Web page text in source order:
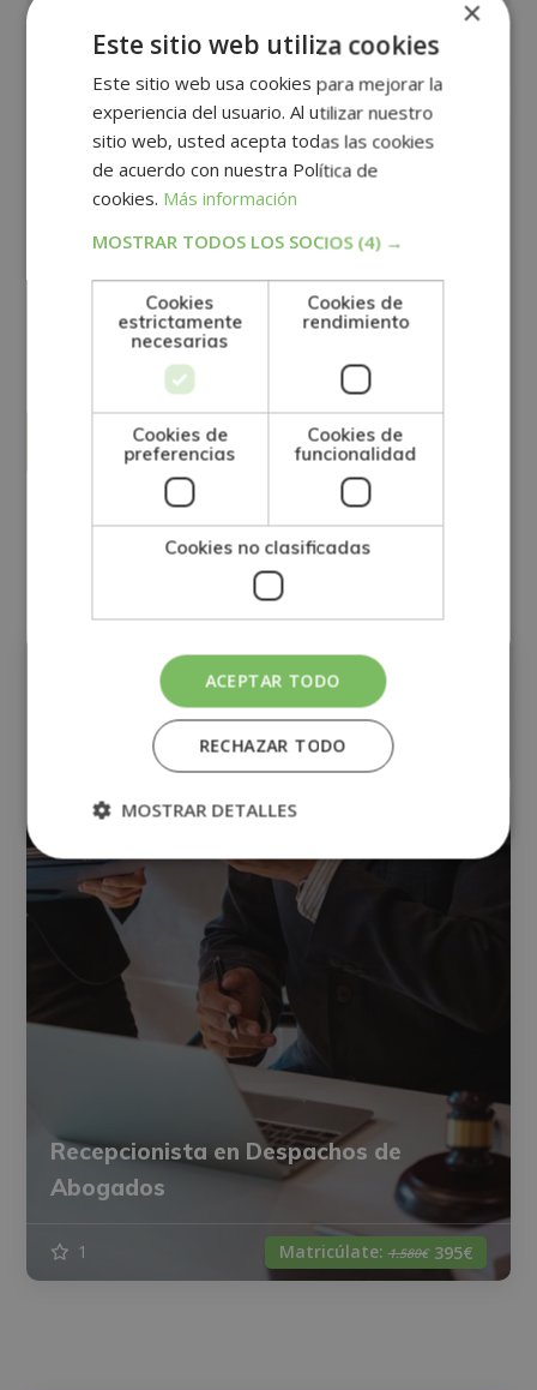
GRUPO TARRACO DE ESCUELAS DE FORMACIÓN DE POSTGRADO, S.L., CIF:
B01589969, Domicilio: C/ Amadeu Vives, 5, Bloque 1 - Bajo C, 43481, La
Pineda, Tarragona.
Finalidad del Tratamiento: Tratamos la información que nos facilita con el
los productos ofrecidos y otros tipo de productos que fueran de su
Legitimación del tratamiento: Consentimiento del interesado.
Derechos: Puede ejercitar sus derechos identificándose suficientemente,
dirigiéndose a la dirección direccion@grupotarraco.com.
Para más información consulte nuestra Política de Privacidad.
Desea recibir información comercial (vía telefónica y/o email):
Otras titulaciones
Recepcionista en Despachos de
Abogados
1 Matricúlate:1.580€ 395€
×
Este sitio web utiliza cookies
Este sitio web usa cookies para mejorar la
experiencia del usuario. Al utilizar nuestro
sitio web, usted acepta todas las cookies
de acuerdo con nuestra Política de
cookies. Más información
MOSTRAR TODOS LOS SOCIOS (4) →
Cookies
estrictamente
necesarias
Cookies de
rendimiento
Cookies de
preferencias
Cookies de
funcionalidad
Cookies no clasificadas
ACEPTAR TODO
RECHAZAR TODO
MOSTRAR DETALLES